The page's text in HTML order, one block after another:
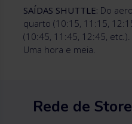
SAÍDAS SHUTTLE: Do
quarto (10:15, 11:15,
(10:45, 11:45, 12:45,
Uma hora e meia.
Rede de